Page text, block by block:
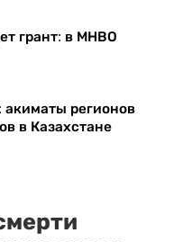
грант: в МНВО
акиматы регионов
в Казахстане